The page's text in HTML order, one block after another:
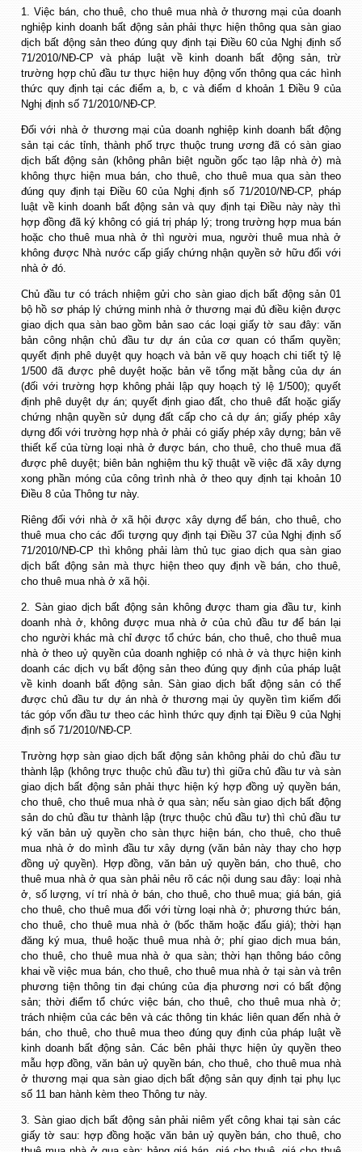
1. Việc bán, cho thuê, cho thuê mua nhà ở thương mại của doanh
nghiệp kinh doanh bất động sản phải thực hiện thông qua sàn giao
dịch bất động sản theo đúng quy định tại Điều 60 của Nghị định số
71/2010/NĐ-CP và pháp luật về kinh doanh bất động sản, trừ
trường hợp chủ đầu tư thực hiện huy động vốn thông qua các hình
thức quy định tại các điểm a, b, c và điểm d khoản 1 Điều 9 của
Nghị định số 71/2010/NĐ-CP.
Đối với nhà ở thương mại của doanh nghiệp kinh doanh bất động
sản tại các tỉnh, thành phố trực thuộc trung ương đã có sàn giao
dịch bất động sản (không phân biệt nguồn gốc tạo lập nhà ở) mà
không thực hiện mua bán, cho thuê, cho thuê mua qua sàn theo
đúng quy định tại Điều 60 của Nghị định số 71/2010/NĐ-CP, pháp
luật về kinh doanh bất động sản và quy định tại Điều này này thì
hợp đồng đã ký không có giá trị pháp lý; trong trường hợp mua bán
hoặc cho thuê mua nhà ở thì người mua, người thuê mua nhà ở
không được Nhà nước cấp giấy chứng nhận quyền sở hữu đối với
nhà ở đó.
Chủ đầu tư có trách nhiệm gửi cho sàn giao dịch bất động sản 01
bộ hồ sơ pháp lý chứng minh nhà ở thương mại đủ điều kiện được
giao dịch qua sàn bao gồm bản sao các loại giấy tờ sau đây: văn
bản công nhận chủ đầu tư dự án của cơ quan có thẩm quyền;
quyết định phê duyệt quy hoạch và bản vẽ quy hoạch chi tiết tỷ lệ
1/500 đã được phê duyệt hoặc bản vẽ tổng mặt bằng của dự án
(đối với trường hợp không phải lập quy hoạch tỷ lệ 1/500); quyết
định phê duyệt dự án; quyết định giao đất, cho thuê đất hoặc giấy
chứng nhận quyền sử dụng đất cấp cho cả dự án; giấy phép xây
dựng đối với trường hợp nhà ở phải có giấy phép xây dựng; bản vẽ
thiết kế của từng loại nhà ở được bán, cho thuê, cho thuê mua đã
được phê duyệt; biên bản nghiệm thu kỹ thuật về việc đã xây dựng
xong phần móng của công trình nhà ở theo quy định tại khoản 10
Điều 8 của Thông tư này.
Riêng đối với nhà ở xã hội được xây dựng để bán, cho thuê, cho
thuê mua cho các đối tượng quy định tại Điều 37 của Nghị định số
71/2010/NĐ-CP thì không phải làm thủ tục giao dịch qua sàn giao
dịch bất động sản mà thực hiện theo quy định về bán, cho thuê,
cho thuê mua nhà ở xã hội.
2. Sàn giao dịch bất động sản không được tham gia đầu tư, kinh
doanh nhà ở, không được mua nhà ở của chủ đầu tư để bán lại
cho người khác mà chỉ được tổ chức bán, cho thuê, cho thuê mua
nhà ở theo uỷ quyền của doanh nghiệp có nhà ở và thực hiện kinh
doanh các dịch vụ bất động sản theo đúng quy định của pháp luật
về kinh doanh bất động sản. Sàn giao dịch bất động sản có thể
được chủ đầu tư dự án nhà ở thương mại ủy quyền tìm kiếm đối
tác góp vốn đầu tư theo các hình thức quy định tại Điều 9 của Nghị
định số 71/2010/NĐ-CP.
Trường hợp sàn giao dịch bất động sản không phải do chủ đầu tư
thành lập (không trực thuộc chủ đầu tư) thì giữa chủ đầu tư và sàn
giao dịch bất động sản phải thực hiện ký hợp đồng uỷ quyền bán,
cho thuê, cho thuê mua nhà ở qua sàn; nếu sàn giao dịch bất động
sản do chủ đầu tư thành lập (trực thuộc chủ đầu tư) thì chủ đầu tư
ký văn bản uỷ quyền cho sàn thực hiện bán, cho thuê, cho thuê
mua nhà ở do mình đầu tư xây dựng (văn bản này thay cho hợp
đồng uỷ quyền). Hợp đồng, văn bản uỷ quyền bán, cho thuê, cho
thuê mua nhà ở qua sàn phải nêu rõ các nội dung sau đây: loại nhà
ở, số lượng, ví trí nhà ở bán, cho thuê, cho thuê mua; giá bán, giá
cho thuê, cho thuê mua đối với từng loại nhà ở; phương thức bán,
cho thuê, cho thuê mua nhà ở (bốc thăm hoặc đấu giá); thời hạn
đăng ký mua, thuê hoặc thuê mua nhà ở; phí giao dịch mua bán,
cho thuê, cho thuê mua nhà ở qua sàn; thời hạn thông báo công
khai về việc mua bán, cho thuê, cho thuê mua nhà ở tại sàn và trên
phương tiện thông tin đại chúng của địa phương nơi có bất động
sản; thời điểm tổ chức việc bán, cho thuê, cho thuê mua nhà ở;
trách nhiệm của các bên và các thông tin khác liên quan đến nhà ở
bán, cho thuê, cho thuê mua theo đúng quy định của pháp luật về
kinh doanh bất động sản. Các bên phải thực hiện ủy quyền theo
mẫu hợp đồng, văn bản uỷ quyền bán, cho thuê, cho thuê mua nhà
ở thương mại qua sàn giao dịch bất động sản quy định tại phụ lục
số 11 ban hành kèm theo Thông tư này.
3. Sàn giao dịch bất động sản phải niêm yết công khai tại sàn các
giấy tờ sau: hợp đồng hoặc văn bản uỷ quyền bán, cho thuê, cho